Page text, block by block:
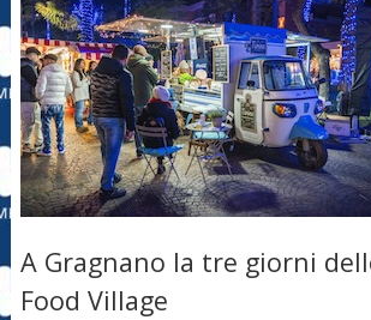
A Gragnano la tre giorni
Food Village